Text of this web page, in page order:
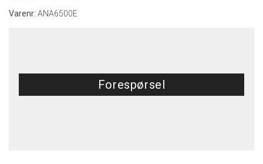
Varenr: ANA6500E
Forespørsel